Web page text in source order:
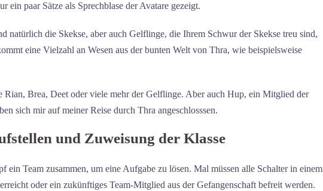
ein paar Sätze als Sprechblase der Avatare gezeigt.
natürlich die Skekse, aber auch Gelflinge, die Ihrem Schwur der Skekse treu sind,
eine Vielzahl an Wesen aus der bunten Welt von Thra, wie beispielsweise
Rian, Brea, Deet oder viele mehr der Gelflinge. Aber auch Hup, ein Mitglied der
sich mir auf meiner Reise durch Thra angeschlosssen.
und Zuweisung der Klasse
ein Team zusammen, um eine Aufgabe zu lösen. Mal müssen alle Schalter in einem
oder ein zukünftiges Team-Mitglied aus der Gefangenschaft befreit werden.